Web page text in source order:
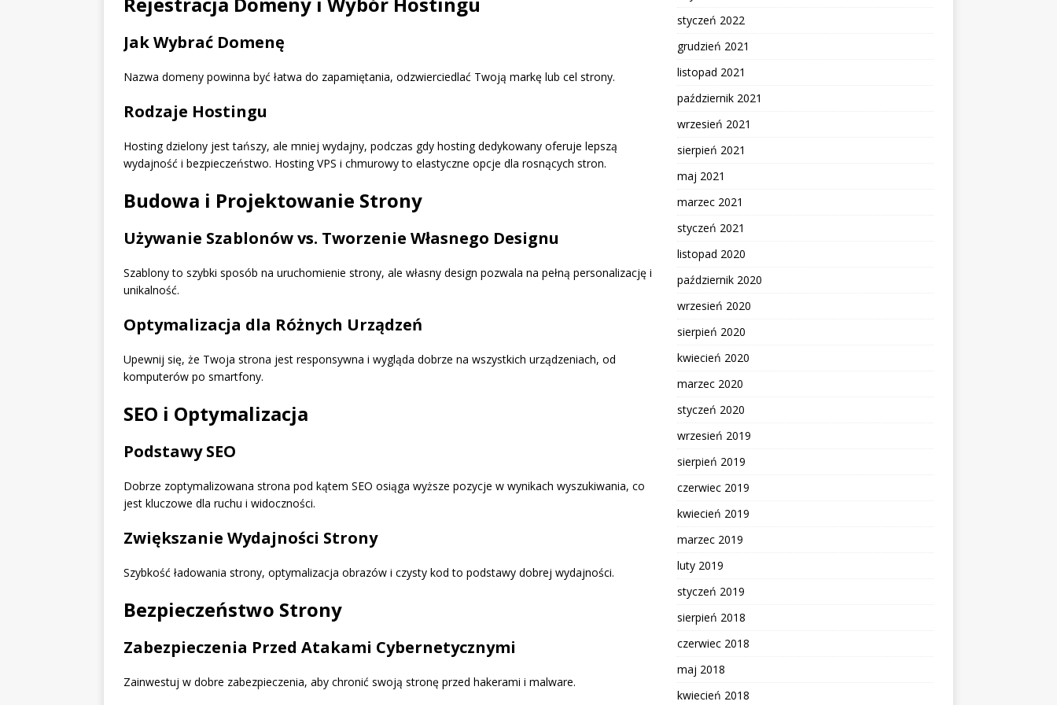
Jak Wybrać Domenę
Nazwa domeny powinna być łatwa do zapamiętania, odzwierciedlać Twoją markę lub cel strony.
Rodzaje Hostingu
Hosting dzielony jest tańszy, ale mniej wydajny, podczas gdy hosting dedykowany oferuje lepszą
wydajność i bezpieczeństwo. Hosting VPS i chmurowy to elastyczne opcje dla rosnących stron.
Budowa i Projektowanie Strony
Używanie Szablonów vs. Tworzenie Własnego Designu
Szablony to szybki sposób na uruchomienie strony, ale własny design pozwala na pełną personalizację i
unikalność.
Optymalizacja dla Różnych Urządzeń
Upewnij się, że Twoja strona jest responsywna i wygląda dobrze na wszystkich urządzeniach, od
komputerów po smartfony.
SEO i Optymalizacja
Podstawy SEO
Dobrze zoptymalizowana strona pod kątem SEO osiąga wyższe pozycje w wynikach wyszukiwania, co
jest kluczowe dla ruchu i widoczności.
Zwiększanie Wydajności Strony
Szybkość ładowania strony, optymalizacja obrazów i czysty kod to podstawy dobrej wydajności.
Bezpieczeństwo Strony
Zabezpieczenia Przed Atakami Cybernetycznymi
Zainwestuj w dobre zabezpieczenia, aby chronić swoją stronę przed hakerami i malware.
styczeń 2022
grudzień 2021
listopad 2021
październik 2021
wrzesień 2021
sierpień 2021
maj 2021
marzec 2021
styczeń 2021
listopad 2020
październik 2020
wrzesień 2020
sierpień 2020
kwiecień 2020
marzec 2020
styczeń 2020
wrzesień 2019
sierpień 2019
czerwiec 2019
kwiecień 2019
marzec 2019
luty 2019
styczeń 2019
sierpień 2018
czerwiec 2018
maj 2018
kwiecień 2018